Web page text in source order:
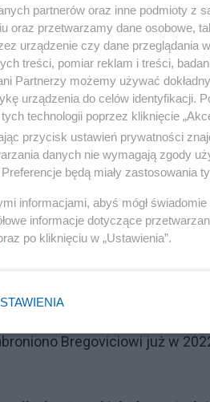
też inne powody", nie
Bregoviciowi już w
partnerów oraz inne podmioty z
oraz przetwarzamy dane osobowe,
urządzenie czy dane przeglądania
treści, pomiar reklam i treści,
Partnerzy możemy używać
urządzenia do celów identyfikacji.
technologii poprzez kliknięcie
przycisk ustawień prywatności
danych nie wymagają zgody
będą miały zastosowania
informacjami, abyś mógł
informacje dotyczące
po kliknięciu w „Ustawienia”.